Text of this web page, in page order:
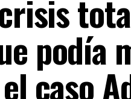
podía
caso